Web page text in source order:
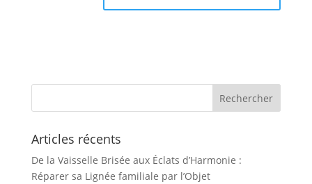
Articles récents
De la Vaisselle Brisée aux Éclats d’Harmonie :
Réparer sa Lignée familiale par l’Objet